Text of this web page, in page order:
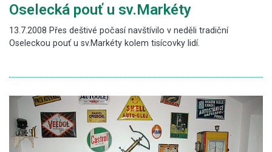
Oselecká pouť u sv.Markéty
13.7.2008 Přes deštivé počasí navštívilo v neděli tradiční
Oseleckou pouť u sv.Markéty kolem tisícovky lidí.